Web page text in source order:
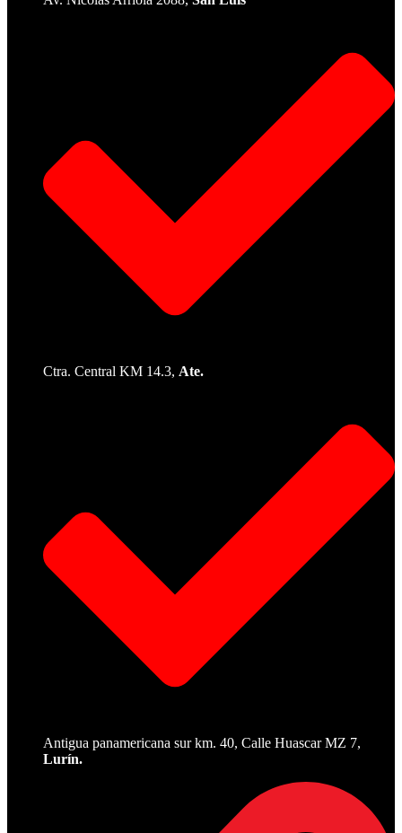
Ctra. Central KM 14.3, Ate.
Antigua panamericana sur km. 40, Calle Huascar MZ 7,
Lurín.